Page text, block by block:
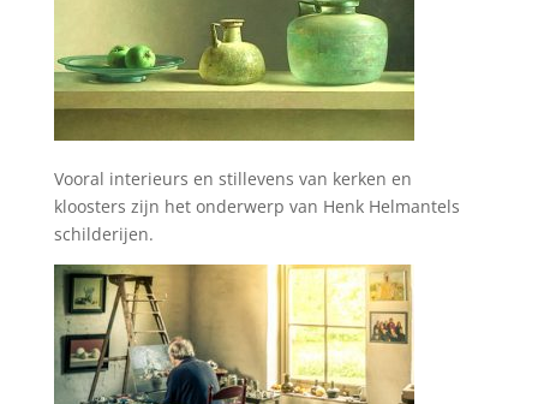
Vooral interieurs en stillevens van kerken en
kloosters zijn het onderwerp van Henk Helmantels
schilderijen.